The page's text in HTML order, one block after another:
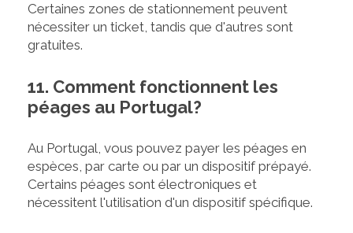
Certaines zones de stationnement peuvent
nécessiter un ticket, tandis que d'autres sont
gratuites.
11. Comment fonctionnent les
péages au Portugal?
Au Portugal, vous pouvez payer les péages en
espèces, par carte ou par un dispositif prépayé.
Certains péages sont électroniques et
nécessitent l'utilisation d'un dispositif spécifique.